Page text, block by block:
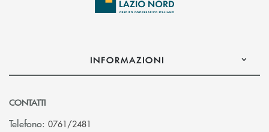
INFORMAZIONI
CONTATTI
Telefono: 0761/2481